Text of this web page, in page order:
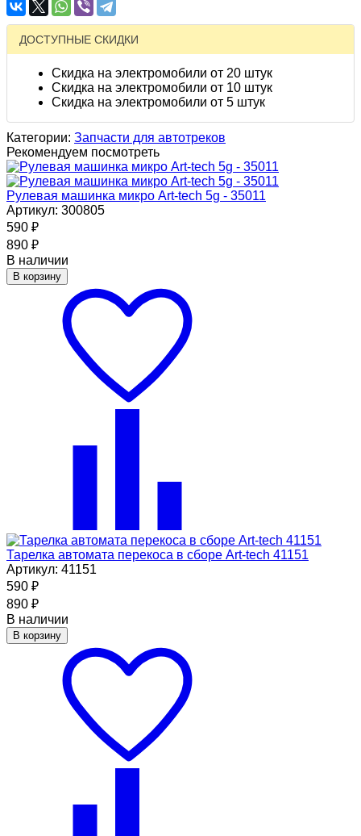
ДОСТУПНЫЕ СКИДКИ
Скидка на электромобили от 20 штук
Скидка на электромобили от 10 штук
Скидка на электромобили от 5 штук
Категории: Запчасти для автотреков
Рекомендуем посмотреть
Рулевая машинка микро Art-tech 5g - 35011
Артикул: 300805
590 ₽
890 ₽
В наличии
В корзину
Тарелка автомата перекоса в сборе Art-tech 41151
Артикул: 41151
590 ₽
890 ₽
В наличии
В корзину